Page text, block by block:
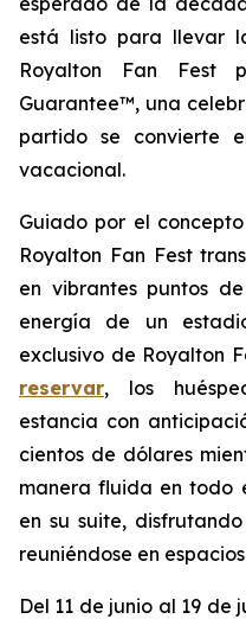
está listo para llevar
Royalton Fan Fest
Guarantee™, una
partido se convierte
vacacional.
Guiado por el concepto
Royalton Fan Fest
en vibrantes puntos
energía de un
exclusivo de Royalton
reservar, los
estancia con
cientos de dólares
manera fluida en todo
en su suite,
reuniéndose en
Del 11 de junio al 19 de